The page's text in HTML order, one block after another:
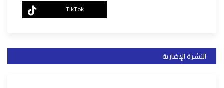
TikTok
النشرة الإخبارية